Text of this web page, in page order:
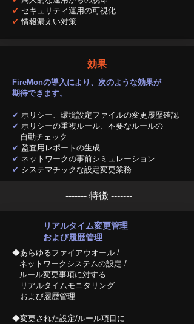
✔ セキュリティ運用の可視化
✔ 情報漏えい対策
効果
FireMonの導入により、次のような効果が
期待できます。
✔ ポリシー、環境設定ファイルの変更履歴確認
✔ ポリシーの重複ルール、不要なルールの
​ 自動チェック
✔ 監査用レポートの生成
✔ ネットワークの事前シミュレーション
✔ システマチックな設定変更業務
------- ​特徴 -------
リアルタイム変更管理
および履歴管理​
◆あらゆるファイアウオール /
ネットワークシステムの設定 /
ルール変更事項に対する
リアルタイムモニタリング
および履歴管理
◆変更された設定/ルール項目に